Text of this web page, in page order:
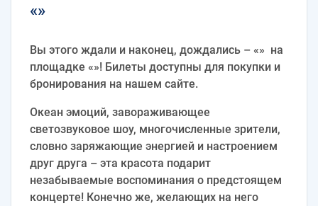
«»
Вы этого ждали и наконец, дождались – «» на
площадке «»! Билеты доступны для покупки и
бронирования на нашем сайте.
Океан эмоций, завораживающее
светозвуковое шоу, многочисленные зрители,
словно заряжающие энергией и настроением
друг друга – эта красота подарит
незабываемые воспоминания о предстоящем
концерте! Конечно же, желающих на него